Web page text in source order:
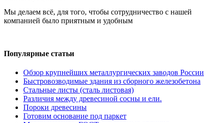
Мы делаем всё, для того, чтобы сотрудничество с нашей
компанией было приятным и удобным
Популярные статьи
Обзор крупнейших металлургических заводов России
Быстровозводимые здания из сборного железобетона
Стальные листы (сталь листовая)
Различия между древесиной сосны и ели.
Пороки древесины
Готовим основание под паркет